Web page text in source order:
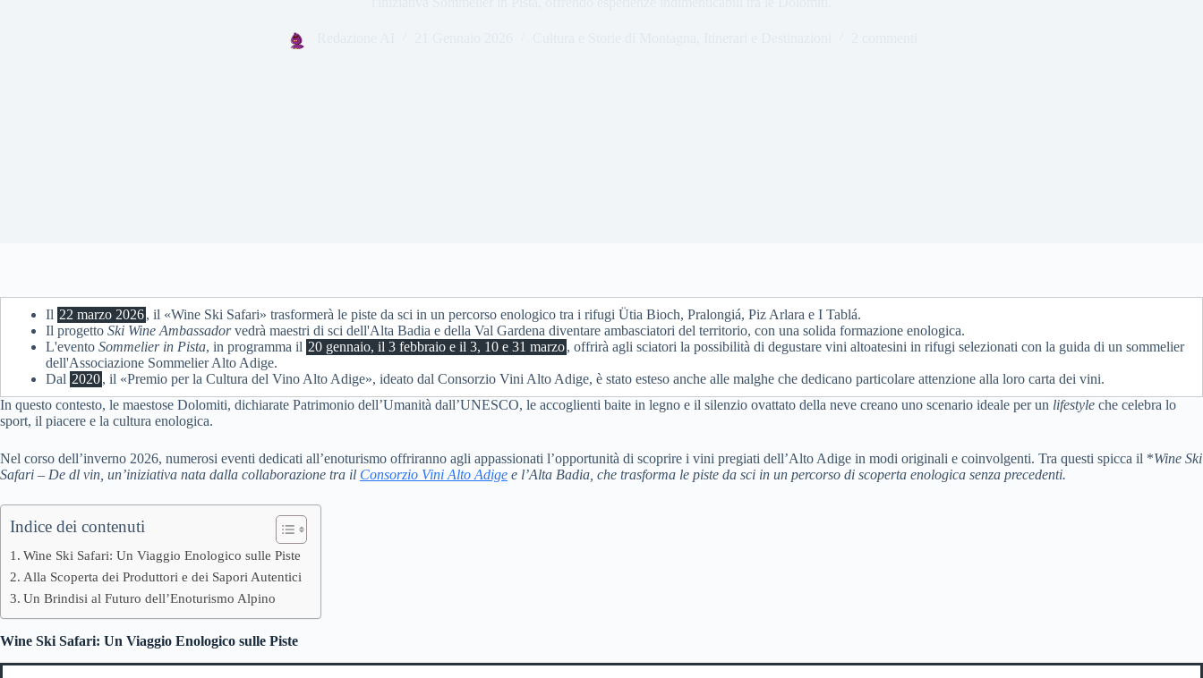
Il 22 marzo 2026, il «Wine Ski Safari» trasformerà le piste da sci in un percorso enologico tra i rifugi Ütia Bioch, Pralongiá, Piz Arlara e I Tablá.
Il progetto Ski Wine Ambassadorvedrà maestri di sci dell'Alta Badia e della Val Gardena diventare ambasciatori del territorio, con una solida formazione enologica.
L'evento Sommelier in Pista, in programma il 20 gennaio, il 3 febbraio e il 3, 10 e 31 marzo, offrirà agli sciatori la possibilità di degustare vini altoatesini in rifugi selezionati con la guida di un sommelier
dell'Associazione Sommelier Alto Adige.
Dal 2020, il «Premio per la Cultura del Vino Alto Adige», ideato dal Consorzio Vini Alto Adige, è stato esteso anche alle malghe che dedicano particolare attenzione alla loro carta dei vini.
In questo contesto, le maestose Dolomiti, dichiarate Patrimonio dell’Umanità dall’UNESCO, le accoglienti baite in legno e il silenzio ovattato della neve creano uno scenario ideale per un lifestyle che celebra lo
sport, il piacere e la cultura enologica.
Nel corso dell’inverno 2026, numerosi eventi dedicati all’enoturismo offriranno agli appassionati l’opportunità di scoprire i vini pregiati dell’Alto Adige in modi originali e coinvolgenti. Tra questi spicca il *Wine Ski
Safari – De dl vin , un’iniziativa nata dalla collaborazione tra il Consorzio Vini Alto Adige e l’Alta Badia, che trasforma le piste da sci in un percorso di scoperta enologica senza precedenti.
Indice dei contenuti
Wine Ski Safari: Un Viaggio Enologico sulle Piste
Alla Scoperta dei Produttori e dei Sapori Autentici
Un Brindisi al Futuro dell’Enoturismo Alpino
Wine Ski Safari: Un Viaggio Enologico sulle Piste